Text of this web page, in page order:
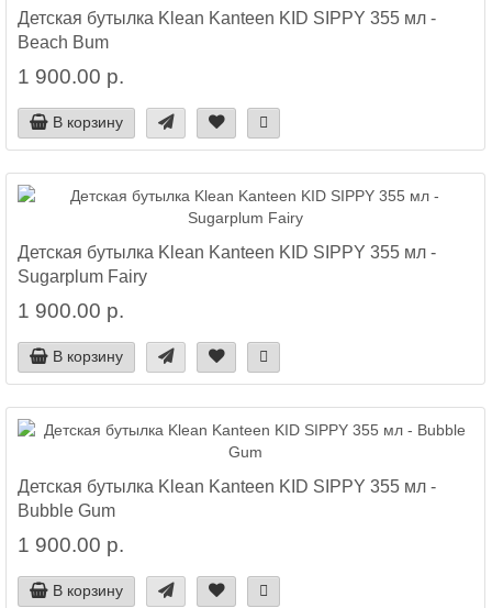
Детская бутылка Klean Kanteen KID SIPPY 355 мл -
Beach Bum
1 900.00 р.
В корзину
Детская бутылка Klean Kanteen KID SIPPY 355 мл -
Sugarplum Fairy
1 900.00 р.
В корзину
Детская бутылка Klean Kanteen KID SIPPY 355 мл -
Bubble Gum
1 900.00 р.
В корзину